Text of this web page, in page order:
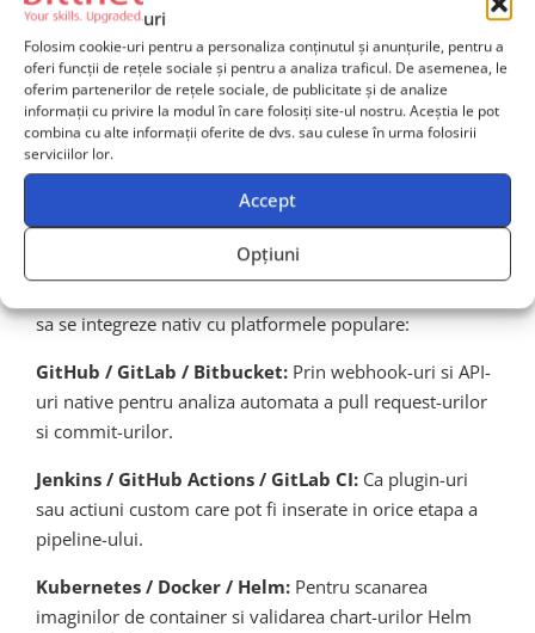
uri
Folosim cookie-uri pentru a personaliza conținutul și anunțurile, pentru a
oferi funcții de rețele sociale și pentru a analiza traficul. De asemenea, le
oferim partenerilor de rețele sociale, de publicitate și de analize
informații cu privire la modul în care folosiți site-ul nostru. Aceștia le pot
combina cu alte informații oferite de dvs. sau culese în urma folosirii
serviciilor lor.
Accept
Opțiuni
Integrarea agentic AI in
toolchain-ul DevSecOps
existent
Un aspect critic al adoptarii agentilor AI in DevSecOps
este compatibilitatea cu ecosistemul de tool-uri deja
existent. Organizatiile nu isi permit sa inlocuiasca
sa se integreze nativ cu platformele populare:
GitHub / GitLab / Bitbucket: Prin webhook-uri si API-
uri native pentru analiza automata a pull request-urilor
si commit-urilor.
Jenkins / GitHub Actions / GitLab CI: Ca plugin-uri
sau actiuni custom care pot fi inserate in orice etapa a
pipeline-ului.
Kubernetes / Docker / Helm: Pentru scanarea
imaginilor de container si validarea chart-urilor Helm